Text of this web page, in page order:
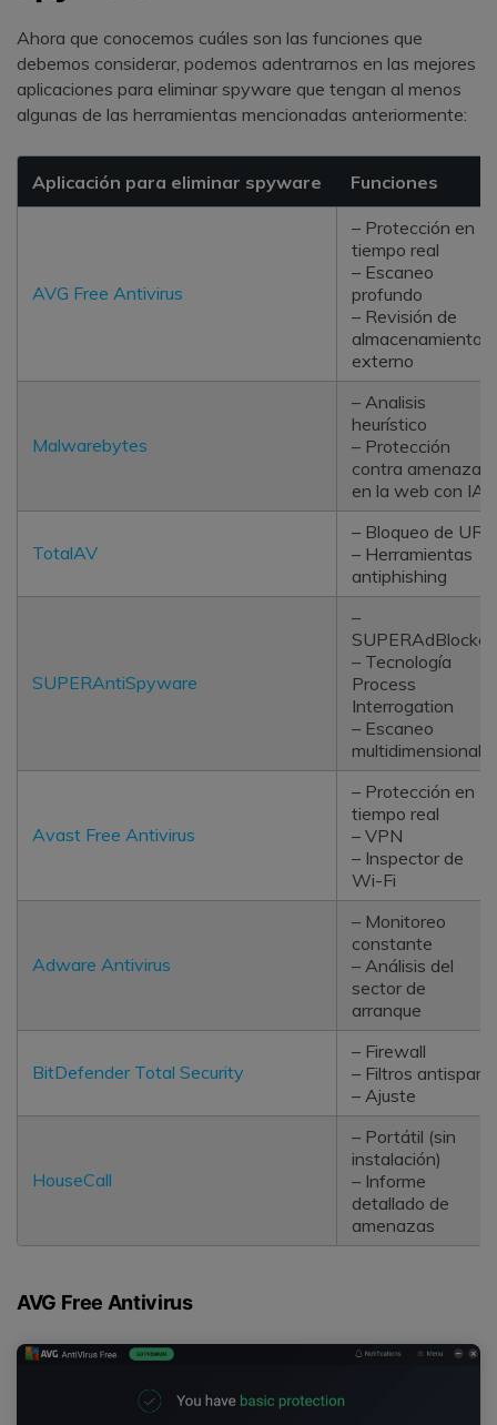
Ahora que conocemos cuáles son las funciones que
debemos considerar, podemos adentrarnos en las mejores
aplicaciones para eliminar spyware que tengan al menos
algunas de las herramientas mencionadas anteriormente:
Aplicación para eliminar spyware Funciones
AVG Free Antivirus
– Protección en
tiempo real
– Escaneo
profundo
– Revisión de
almacenamiento
externo
Malwarebytes
– Analisis
heurístico
– Protección
contra amenazas
en la web con IA
TotalAV
– Bloqueo de URL
– Herramientas
antiphishing
SUPERAntiSpyware
–
SUPERAdBlocker
– Tecnología
Process
Interrogation
– Escaneo
multidimensional
Avast Free Antivirus
– Protección en
tiempo real
– VPN
– Inspector de
Wi-Fi
Adware Antivirus
– Monitoreo
constante
– Análisis del
sector de
arranque
BitDefender Total Security
– Firewall
– Filtros antispam
– Ajuste
HouseCall
– Portátil (sin
instalación)
– Informe
detallado de
amenazas
AVG Free Antivirus